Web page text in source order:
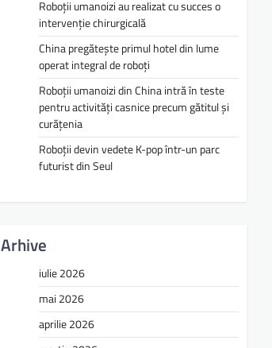
Roboții umanoizi au realizat cu succes o
intervenție chirurgicală
China pregătește primul hotel din lume
operat integral de roboți
Roboții umanoizi din China intră în teste
pentru activități casnice precum gătitul și
curățenia
Roboții devin vedete K-pop într-un parc
futurist din Seul
Arhive
iulie 2026
mai 2026
aprilie 2026